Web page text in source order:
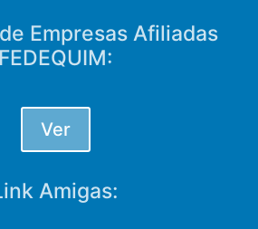
Empresas Afiliadas
FEDEQUIM:
Ver
Amigas: